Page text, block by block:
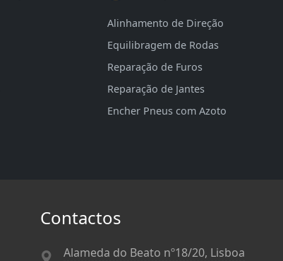
Alinhamento de Direção
Equilibragem de Rodas
Reparação de Furos
Reparação de Jantes
Encher Pneus com Azoto
Contactos
Alameda do Beato nº18/20, Lisboa